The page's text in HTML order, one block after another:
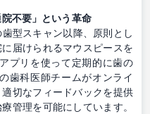
不要」という革命
型スキャン以降、原則とし
届けられるマウスピースを
プリを使って定期的に歯の
歯科医師チームがオンライ
切なフィードバックを提供
管理を可能にしています。